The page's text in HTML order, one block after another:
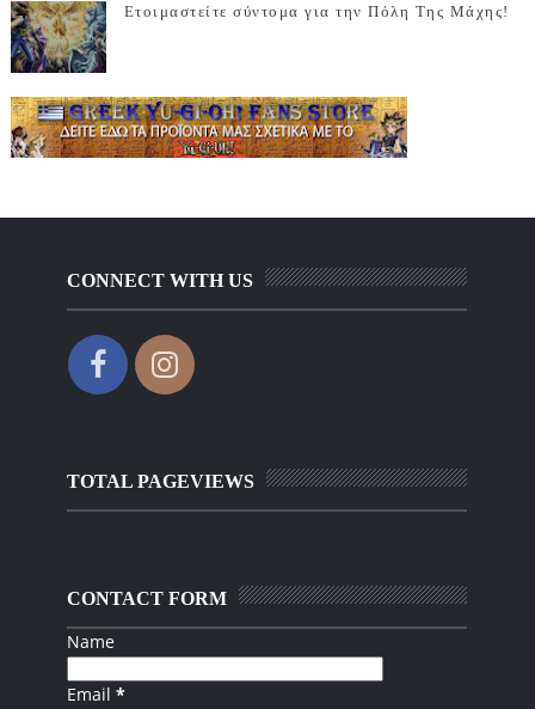
Ετοιμαστείτε σύντομα για την Πόλη Της Μάχης!
CONNECT WITH US
TOTAL PAGEVIEWS
CONTACT FORM
Name
Email*